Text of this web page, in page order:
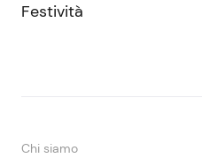
Festività
Chi siamo